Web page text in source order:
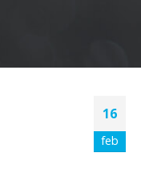
16
feb